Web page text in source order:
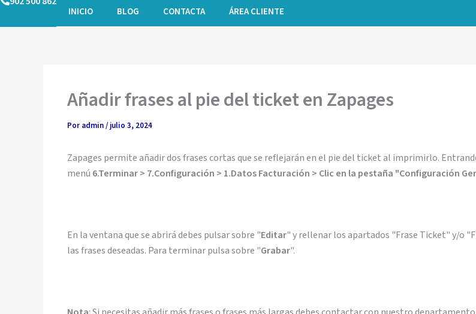
Ir
INICIO BLOG CONTACTA ÁREA CLIENTE
Añadir frases al pie del ticket en Zapages
Por admin/ julio 3, 2024
Zapages permite añadir dos frases cortas que se reflejarán en el pie del ticket al imprimirlo.
menú 6.Terminar > 7.Configuración > 1.Datos Facturación > Clic en la pestaña "Configuración
En la ventana que se abrirá debes pulsar sobre "Editar" y rellenar los apartados "Frase Ticket" y/o
las frases deseadas. Para terminar pulsa sobre "Grabar".